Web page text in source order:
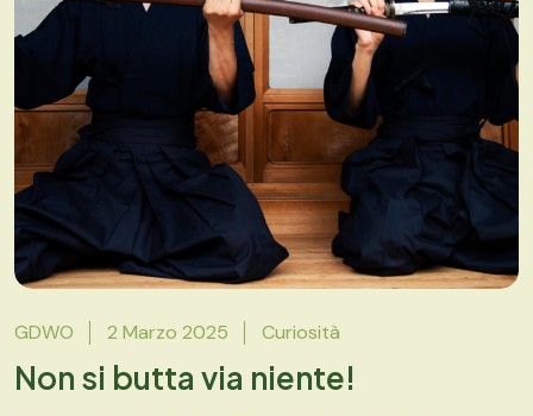
GDWO 2 Marzo 2025 Curiosità
Non si butta via niente!